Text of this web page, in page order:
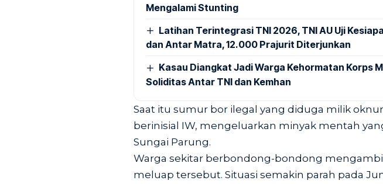
Mengalami Stunting
Latihan Terintegrasi TNI 2026, TNI AU Uji
dan Antar Matra, 12.000 Prajurit Diterjunkan
Kasau Diangkat Jadi Warga Kehormatan Korps
Soliditas Antar TNI dan Kemhan
Saat itu sumur bor ilegal yang diduga milik
berinisial IW, mengeluarkan minyak mentah
Sungai Parung.
Warga sekitar berbondong-bondong
meluap tersebut. Situasi semakin parah pada